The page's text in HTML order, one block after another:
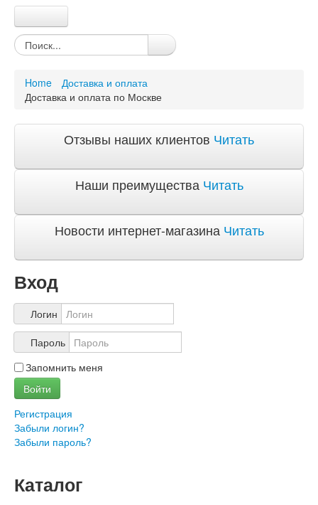
Главная
Каталог
Акции и скидки
Акции и скидки
Доставка и оплата
Доставка и оплата по Москве
Ответы на часто задаваемые вопросы
О нас
Учетная запись
Home
Доставка и оплата
Доставка и оплата по Москве
Отзывы наших клиентов Читать
Наши преимущества Читать
Новости интернет-магазина Читать
Вход
Логин
Пароль
Запомнить меня
Войти
Регистрация
Забыли логин?
Забыли пароль?
Каталог